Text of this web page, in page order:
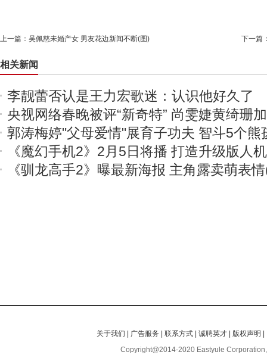
上一篇： 吴佩慈未婚产女 男友花边新闻不断(图) 下一篇
相关新闻
李靓蕾否认是王力宏歌迷：认识他好久了
央视网络春晚被评“新奇特” 尚雯婕黄绮珊
郭涛梅婷"父母爱情"展育子功夫 智斗5个熊
《魔幻手机2》2月5日将播 打造升级版人
《驯龙高手2》曝最新海报 主角露卖萌表
关于我们 广告服务 |联系方式 |诚聘英才 版权声明
Copyright@2014-2020 Eastyule